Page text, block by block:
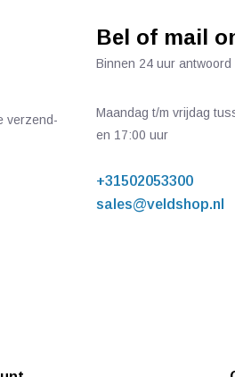
verzend-
Bel of mail
Binnen 24 uur antwoord
Maandag t/m vrijdag
en 17:00 uur
+31502053300
sales@veldshop.nl